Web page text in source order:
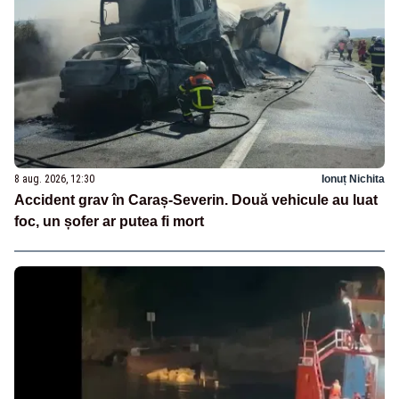
8 aug. 2026, 12:30 Ionuț Nichita
Accident grav în Caraș-Severin. Două vehicule au luat
foc, un șofer ar putea fi mort